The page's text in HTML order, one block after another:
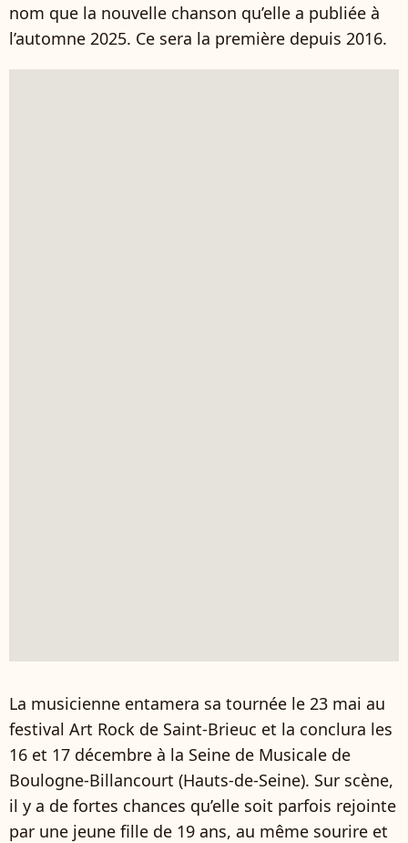
nom que la nouvelle chanson qu’elle a publiée à
l’automne 2025. Ce sera la première depuis 2016.
La musicienne entamera sa tournée le 23 mai au
festival Art Rock de Saint-Brieuc et la conclura les
16 et 17 décembre à la Seine de Musicale de
Boulogne-Billancourt (Hauts-de-Seine). Sur scène,
il y a de fortes chances qu’elle soit parfois rejointe
par une jeune fille de 19 ans, au même sourire et